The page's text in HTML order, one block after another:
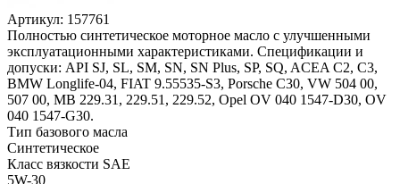
Артикул: 157761
Полностью синтетическое моторное масло с улучшенными
эксплуатационными характеристиками. Спецификации и
допуски: API SJ, SL, SM, SN, SN Plus, SP, SQ, ACEA C2, C3,
BMW Longlife-04, FIAT 9.55535-S3, Porsche C30, VW 504 00,
507 00, MB 229.31, 229.51, 229.52, Opel OV 040 1547-D30, OV
040 1547-G30.
Тип базового масла
Синтетическое
Класс вязкости SAE
5W-30